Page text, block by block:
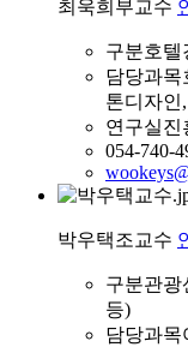
최욱희 부교수
구분호텔
담당과목
톤디자인
연구실진
054-740-
박우택조교수
구분관광
등)
담당과목